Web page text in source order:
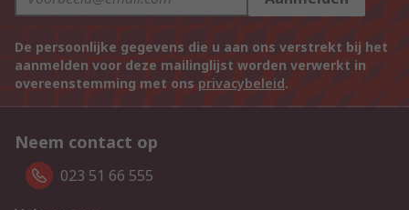
De persoonlijke gegevens die u aan ons verstrekt bij het
aanmelden voor deze mailinglijst worden verwerkt in
overeenstemming met ons privacybeleid.
Neem contact op
023 51 66 555